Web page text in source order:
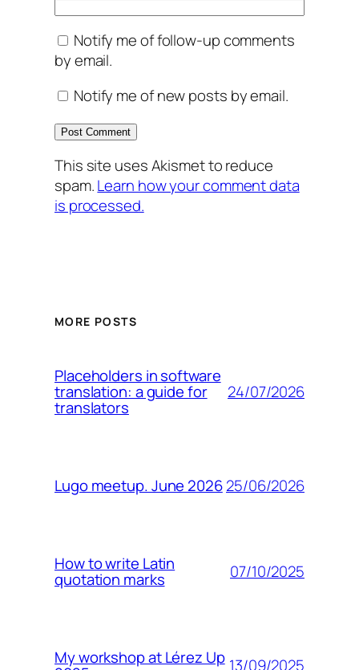
Notify me of follow-up comments
by email.
Notify me of new posts by email.
This site uses Akismet to reduce
spam.Learn how your comment data
is processed.
MORE POSTS
Placeholders in software
translation: a guide for
translators
24/07/2026
Lugo meetup. June 202625/06/2026
How to write Latin
quotation marks 07/10/2025
My workshop at Lérez Up 13/09/2025